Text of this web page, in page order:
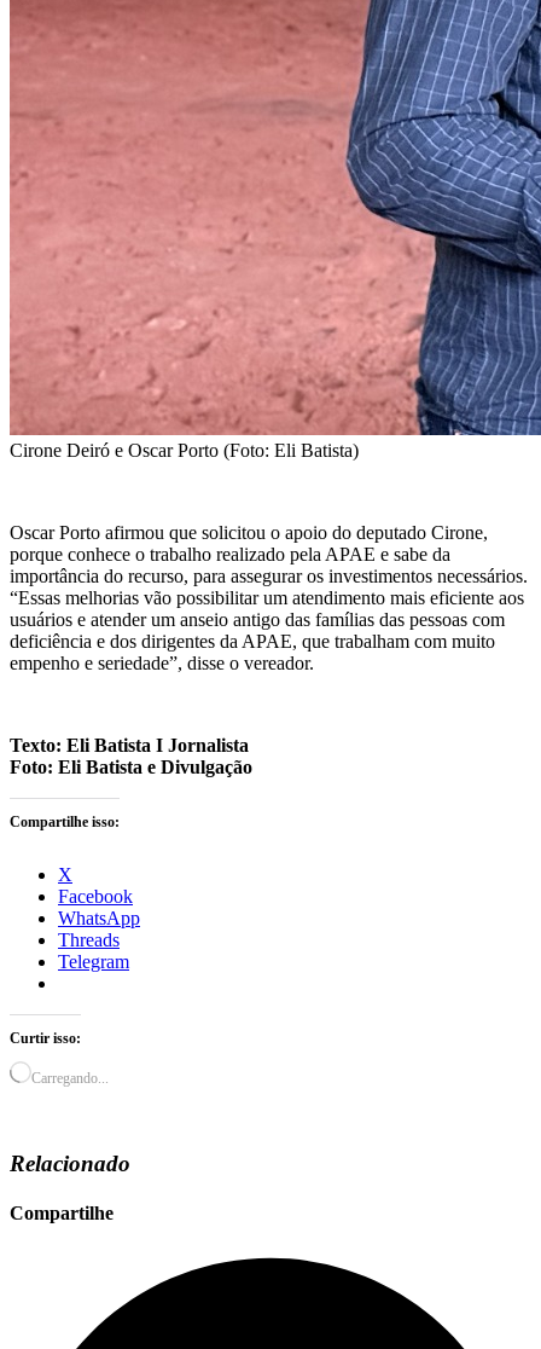
Cirone Deiró e Oscar Porto (Foto: Eli Batista)
Oscar Porto afirmou que solicitou o apoio do deputado Cirone,
porque conhece o trabalho realizado pela APAE e sabe da
importância do recurso, para assegurar os investimentos necessários.
“Essas melhorias vão possibilitar um atendimento mais eficiente aos
usuários e atender um anseio antigo das famílias das pessoas com
deficiência e dos dirigentes da APAE, que trabalham com muito
empenho e seriedade”, disse o vereador.
Texto: Eli Batista I Jornalista
Foto: Eli Batista e Divulgação
Compartilhe isso:
X
Facebook
WhatsApp
Threads
Telegram
Curtir isso:
Carregando...
Relacionado
Compartilhe